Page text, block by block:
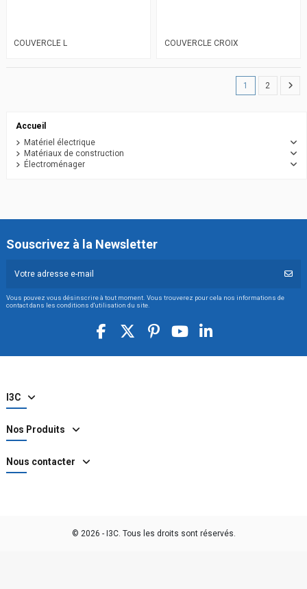
COUVERCLE L COUVERCLE CROIX
1 2
Accueil
Matériel électrique
Matériaux de construction
Électroménager
Souscrivez à la Newsletter
Vous pouvez vous désinscrire à tout moment. Vous trouverez pour cela nos informations de
contact dans les conditions d'utilisation du site.
I3C
Nos Produits
Nous contacter
© 2026 - I3C. Tous les droits sont réservés.